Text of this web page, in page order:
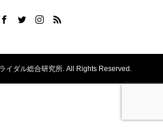
イダル総合研究所. All Rights Reserved.